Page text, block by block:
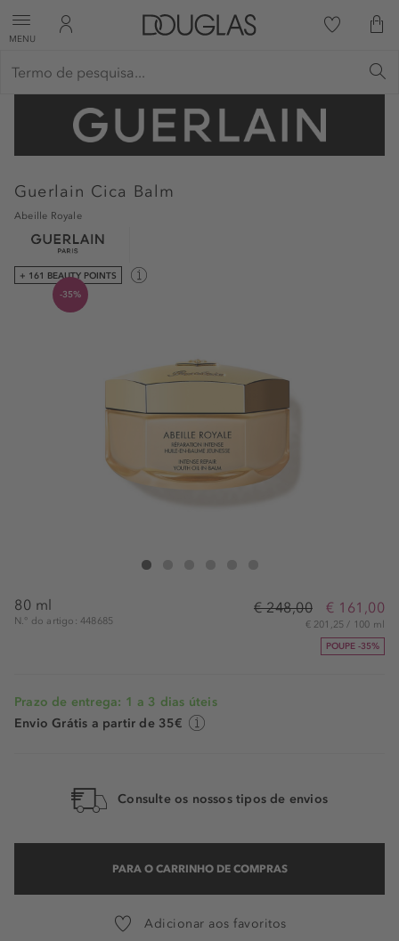
MENU
Guerlain Cica Balm
Abeille Royale
+ 161 BEAUTY POINTS
-35%
Guerlain Cica Balm
80 ml
N.° do artigo: 448685
€ 248,00 € 161,00
€ 201,25 / 100 ml
POUPE -35%
Prazo de entrega: 1 a 3 dias úteis
Envio Grátis a partir de 35€
Consulte os nossos tipos de envios
PARA O CARRINHO DE COMPRAS
Adicionar aos favoritos